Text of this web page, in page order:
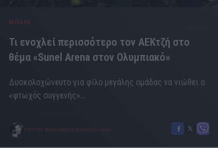
ΜΠΑΛΑ
Τι ενοχλεί περισσότερο τον ΑΕΚτζή στο
θέμα «Sunel Arena στον Ολυμπιακό»
Δυσκολοχώνευτο για φίλο μεγάλης ομάδας να νιώθει ο
«φτωχός συγγενής»…
ΓΙΩΡΓΟΣ ΜΑΡΑΘΙΑΝΟΣ 26/06/2026 22:04